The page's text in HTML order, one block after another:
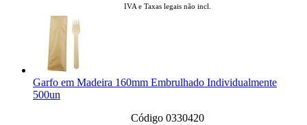
IVA e Taxas legais não incl.
Garfo em Madeira 160mm Embrulhado Individualmente
500un
Código 0330420